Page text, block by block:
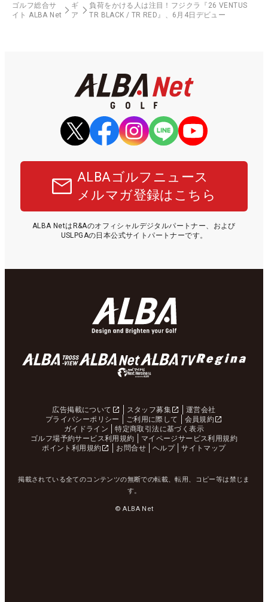
ゴルフ総合サ
イト ALBA Net
ギ
ア
負荷をかける人は注目！フジクラ『26 VENTUS
TR BLACK / TR RED』、6月4日デビュー
ALBAゴルフニュース
メルマガ登録はこちら
ALBA NetはR&Aのオフィシャルデジタルパートナー、および
USLPGAの日本公式サイトパートナーです。
広告掲載について スタッフ募集
運営会社
プライバシーポリシー
ご利用に際して
会員規約
ガイドライン
特定商取引法に基づく表示
ゴルフ場予約サービス利用規約
マイページサービス利用規約
ポイント利用規約
お問合せ ヘルプ サイトマップ
掲載されている全てのコンテンツの無断での転載、転用、コピー等は禁じま
す。
© ALBA Net